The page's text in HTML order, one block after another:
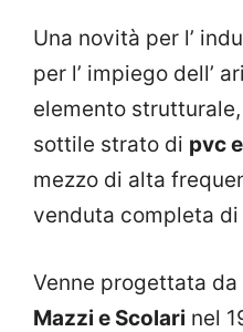
Una novità per l’
per l’ impiego dell’
elemento
sottile strato di pvc
mezzo di alta
venduta completa
Venne progettata da
Mazzi e Scolari nel